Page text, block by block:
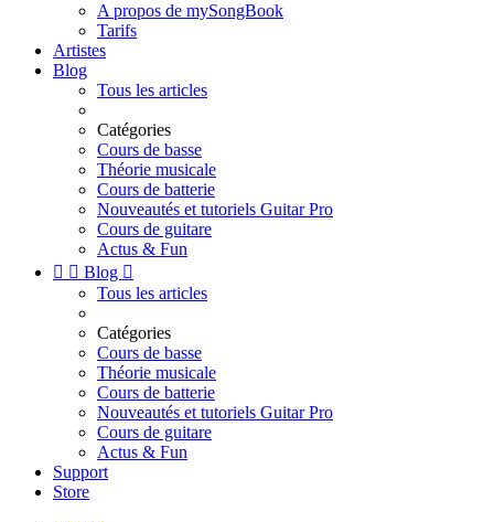
A propos de mySongBook
Tarifs
Artistes
Blog
Tous les articles
Catégories
Cours de basse
Théorie musicale
Cours de batterie
Nouveautés et tutoriels Guitar Pro
Cours de guitare
Actus & Fun
  Blog 
Tous les articles
Catégories
Cours de basse
Théorie musicale
Cours de batterie
Nouveautés et tutoriels Guitar Pro
Cours de guitare
Actus & Fun
Support
Store